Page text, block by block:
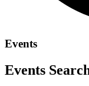
Events
Events